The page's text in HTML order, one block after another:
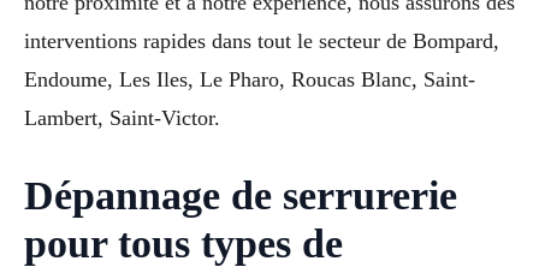
interventions rapides dans tout le secteur de Bompard,
Endoume, Les Iles, Le Pharo, Roucas Blanc, Saint-
Lambert, Saint-Victor.
Dépannage de serrurerie
pour tous types de